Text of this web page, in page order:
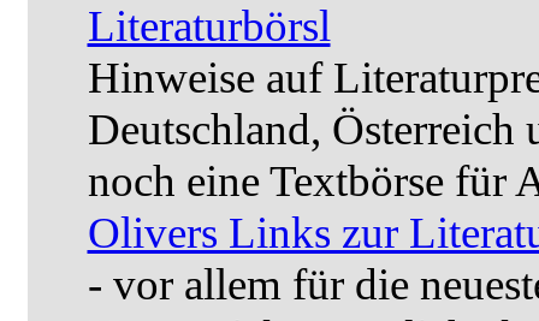
Literaturbörsl
Hinweise auf
Deutschland, Österreich
noch eine Textbörse für
Olivers Links zur
- vor allem für die